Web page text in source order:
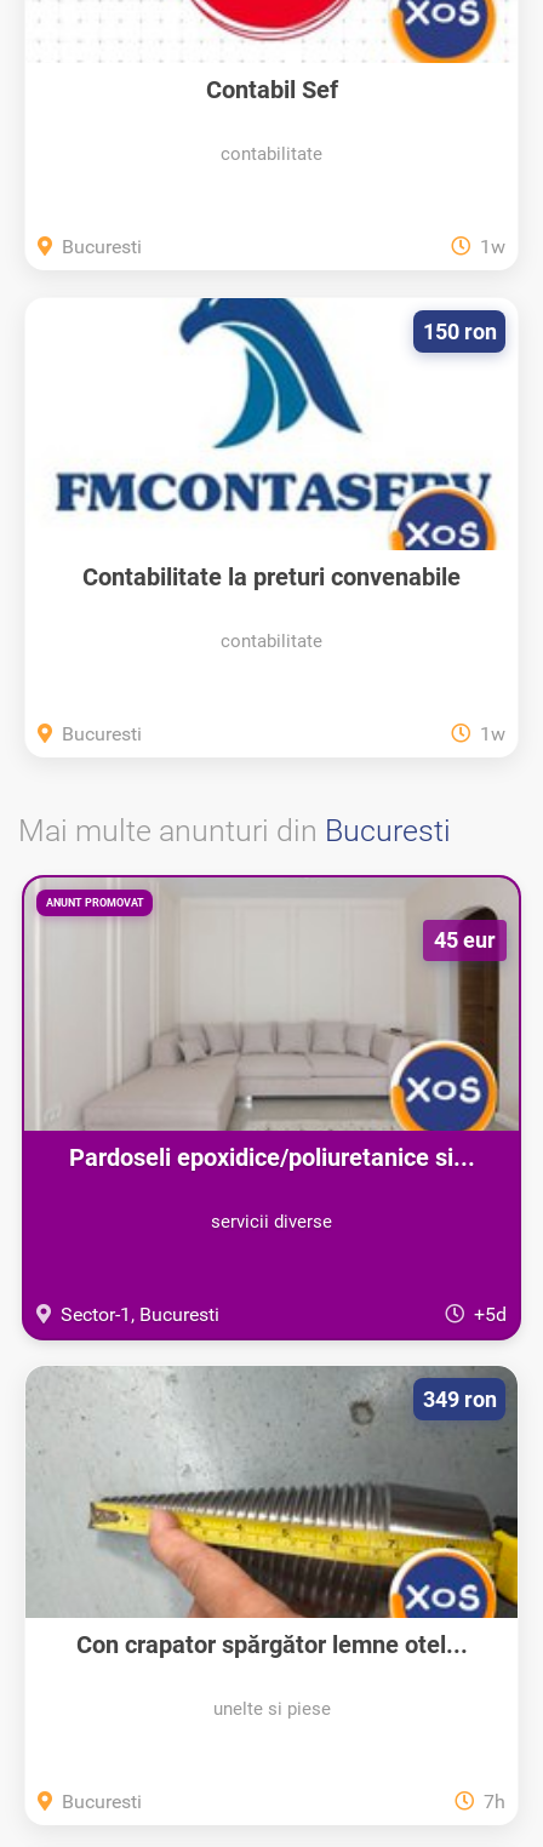
Contabil Sef
contabilitate
Bucuresti 1w
Contabilitate la preturi convenabile
contabilitate
150 ron
Bucuresti 1w
Mai multe anunturi din Bucuresti
ANUNT PROMOVAT
Pardoseli epoxidice/poliuretanice si...
servicii diverse
45 eur
Sector-1, Bucuresti +5d
Con crapator spărgător lemne otel...
unelte si piese
349 ron
Bucuresti 7h